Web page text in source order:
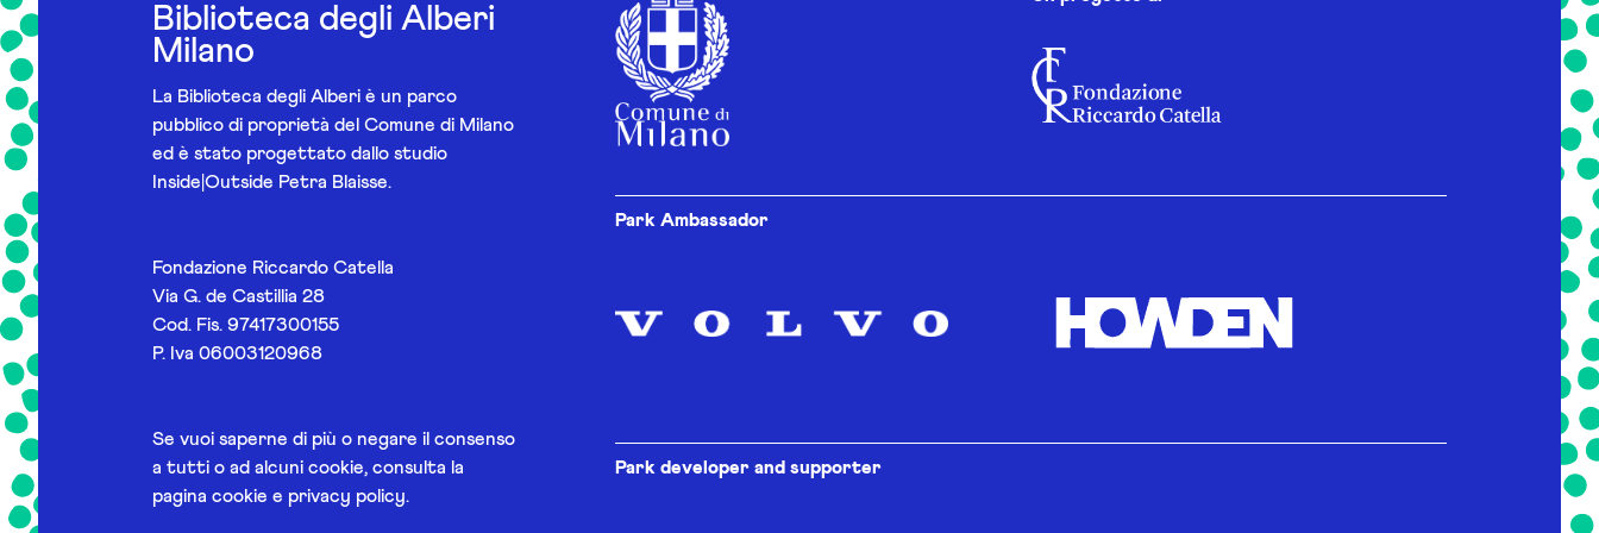
Biblioteca degli Alberi
Milano
La Biblioteca degli Alberi è un parco
pubblico di proprietà del Comune di Milano
ed è stato progettato dallo studio
Inside|Outside Petra Blaisse.
Fondazione Riccardo Catella
Via G. de Castillia 28
Cod. Fis. 97417300155
P. Iva 06003120968
Se vuoi saperne di più o negare il consenso
a tutti o ad alcuni cookie, consulta la
pagina cookie e privacy policy.
Park Ambassador
Park developer and supporter